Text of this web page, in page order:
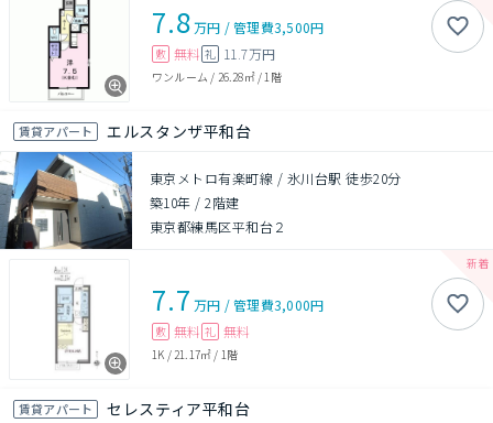
7.8万円 /管理費3,500円
敷 無料 礼 11.7万円
ワンルーム / 26.28㎡/ 1階
賃貸アパート エルスタンザ平和台
東京メトロ有楽町線 / 氷川台駅 徒歩20分
築10年 /2階建
東京都練馬区平和台２
7.7 万円 /管理費3,000円
敷 無料 礼 無料
1K / 21.17㎡ / 1階
賃貸アパート セレスティア平和台